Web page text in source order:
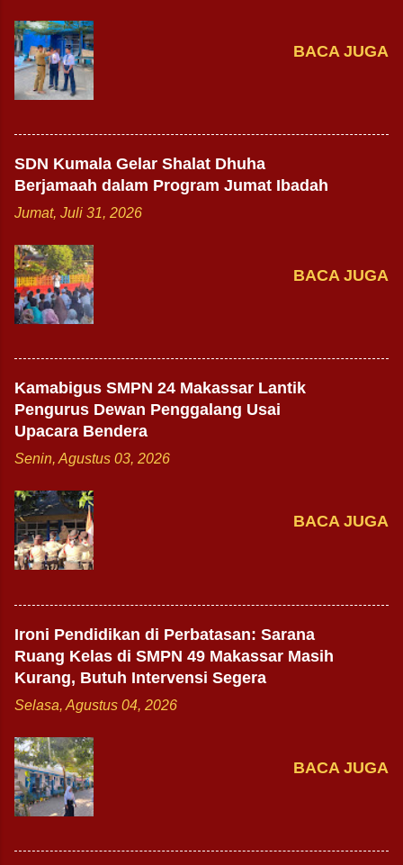
BACA JUGA
SDN Kumala Gelar Shalat Dhuha
Berjamaah dalam Program Jumat Ibadah
Jumat, Juli 31, 2026
BACA JUGA
Kamabigus SMPN 24 Makassar Lantik
Pengurus Dewan Penggalang Usai
Upacara Bendera
Senin, Agustus 03, 2026
BACA JUGA
Ironi Pendidikan di Perbatasan: Sarana
Ruang Kelas di SMPN 49 Makassar Masih
Kurang, Butuh Intervensi Segera
Selasa, Agustus 04, 2026
BACA JUGA